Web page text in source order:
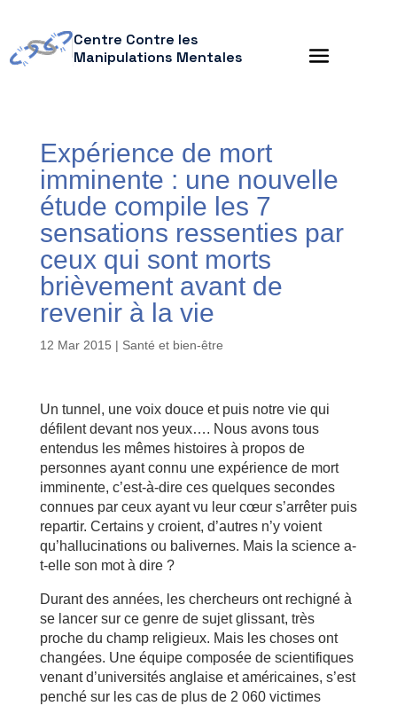
Centre Contre les
Manipulations Mentales
Expérience de mort
imminente : une nouvelle
étude compile les 7
sensations ressenties par
ceux qui sont morts
brièvement avant de
revenir à la vie
12 Mar 2015 | Santé et bien-être
Un tunnel, une voix douce et puis notre vie qui
défilent devant nos yeux…. Nous avons tous
entendus les mêmes histoires à propos de
personnes ayant connu une expérience de mort
imminente, c’est-à-dire ces quelques secondes
connues par ceux ayant vu leur cœur s’arrêter puis
repartir. Certains y croient, d’autres n’y voient
qu’hallucinations ou balivernes. Mais la science a-
t-elle son mot à dire ?
Durant des années, les chercheurs ont rechigné à
se lancer sur ce genre de sujet glissant, très
proche du champ religieux. Mais les choses ont
changées. Une équipe composée de scientifiques
venant d’universités anglaise et américaines, s’est
penché sur les cas de plus de 2 060 victimes